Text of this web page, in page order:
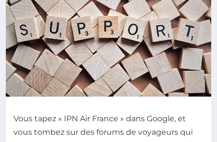
Vous tapez « IPN Air France » dans Google, et
vous tombez sur des forums de voyageurs qui